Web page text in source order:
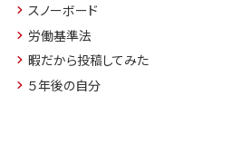
スノーボード
労働基準法
暇だから投稿してみた
５年後の自分